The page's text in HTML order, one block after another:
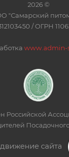
2026 ©
"Самарский
/ ОГРН
www.admin-
Российской
сайта